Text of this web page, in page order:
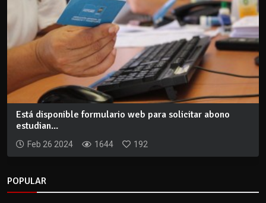
Está disponible formulario web para solicitar abono
estudian...
Feb 26 2024 1644 192
POPULAR